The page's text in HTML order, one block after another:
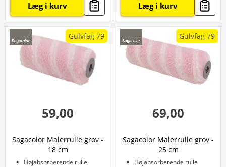
Læg i kurv Læg i kurv
Gulvfag 79
59,00
Sagacolor Malerrulle grov -
18 cm
Højabsorberende rulle
Gulvfag 79
69,00
Sagacolor Malerrulle grov -
25 cm
Højabsorberende rulle